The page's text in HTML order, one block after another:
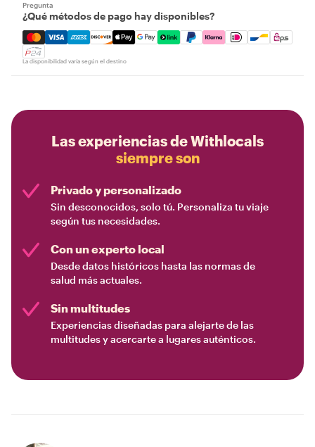
Pregunta
¿Qué métodos de pago hay disponibles?
Mastercard, Visa, Amex, Discover, Apple Pay, Google
La disponibilidad varía según el destino
Las experiencias de Withlocals
siempre son
Privado y personalizado
Sin desconocidos, solo tú. Personaliza tu viaje
según tus necesidades.
Con un experto local
Desde datos históricos hasta las normas de
salud más actuales.
Sin multitudes
Experiencias diseñadas para alejarte de las
multitudes y acercarte a lugares auténticos.